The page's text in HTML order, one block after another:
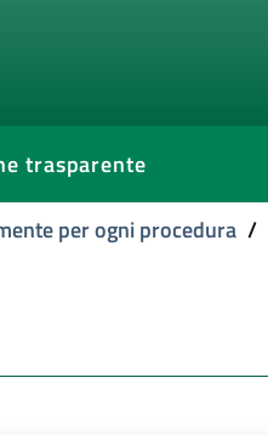
trasparente
per ogni procedura /